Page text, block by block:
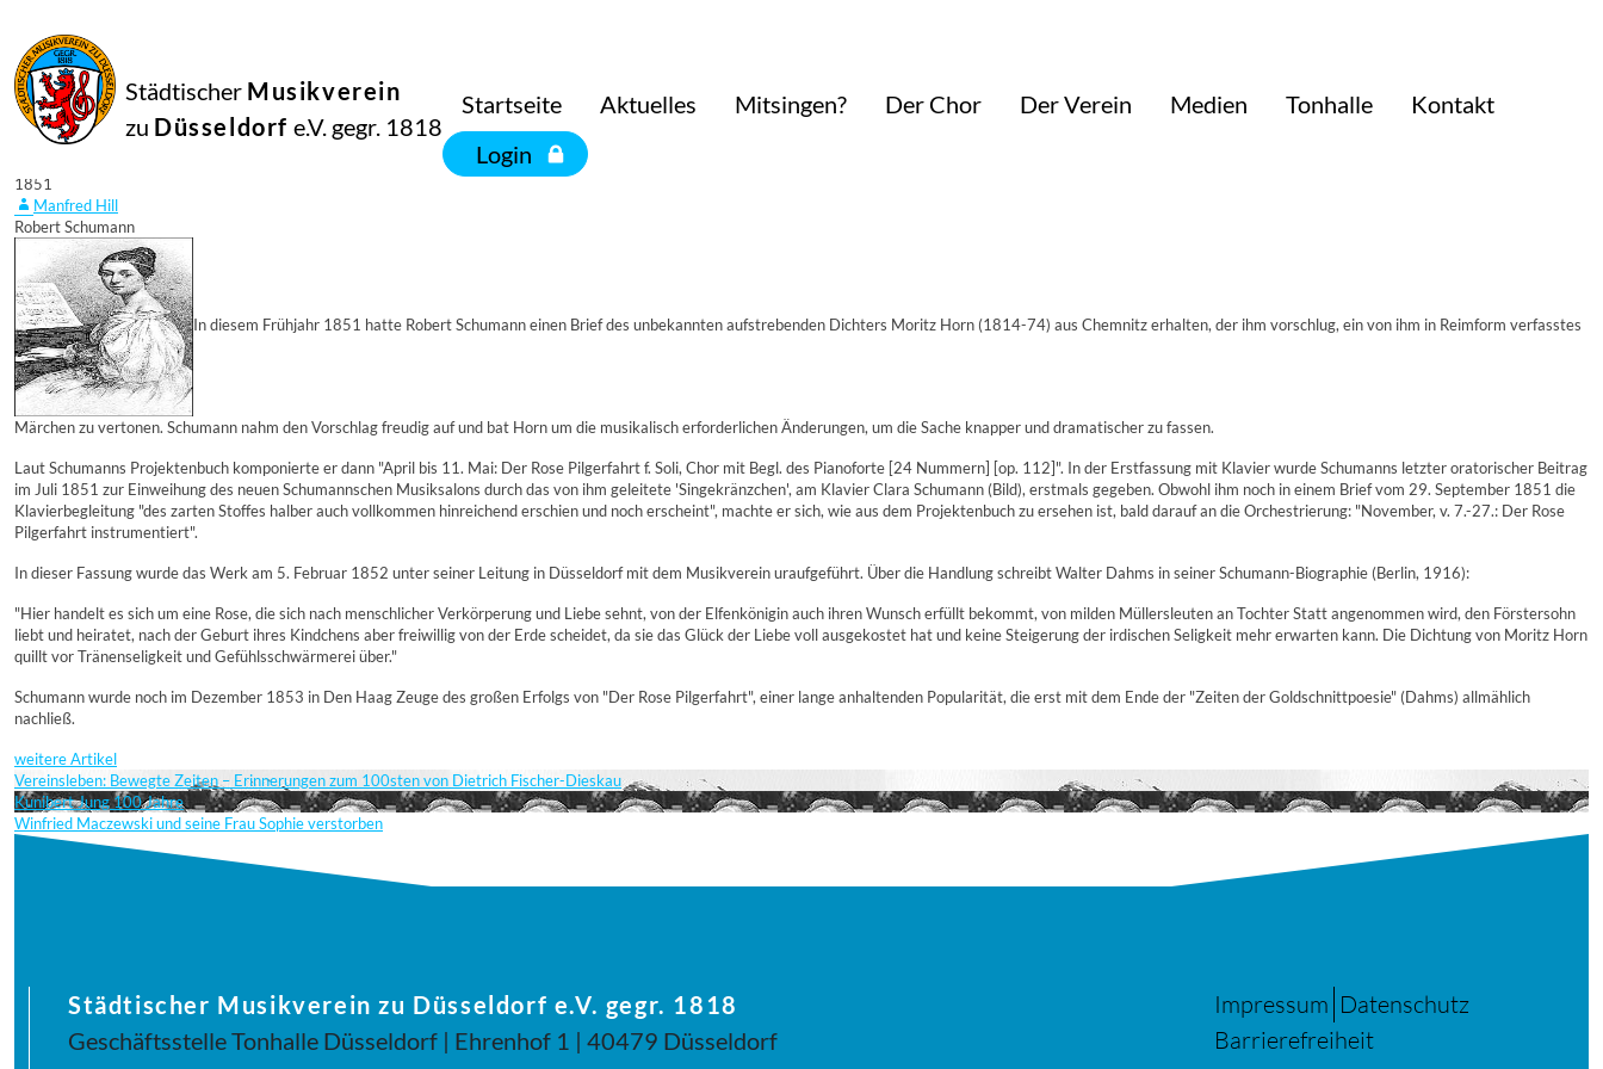
Städtischer Musikverein
zu Düsseldorf e.V. gegr. 1818
Startseite Aktuelles Mitsingen? Der Chor Der Verein Medien Tonhalle
Kontakt
Login
1851
Manfred Hill
Robert Schumann
In diesem Frühjahr 1851 hatte Robert Schumann einen Brief des unbekannten aufstrebenden Dichters Moritz Horn (1814-74) aus Chemnitz erhalten, der ihm vorschlug, ein von ihm in Reimform verfasstes
Märchen zu vertonen. Schumann nahm den Vorschlag freudig auf und bat Horn um die musikalisch erforderlichen Änderungen, um die Sache knapper und dramatischer zu fassen.
Laut Schumanns Projektenbuch komponierte er dann "April bis 11. Mai: Der Rose Pilgerfahrt f. Soli, Chor mit Begl. des Pianoforte [24 Nummern] [op. 112]". In der Erstfassung mit Klavier wurde Schumanns letzter oratorischer Beitrag
im Juli 1851 zur Einweihung des neuen Schumannschen Musiksalons durch das von ihm geleitete 'Singekränzchen', am Klavier Clara Schumann (Bild), erstmals gegeben. Obwohl ihm noch in einem Brief vom 29. September 1851 die
Klavierbegleitung "des zarten Stoffes halber auch vollkommen hinreichend erschien und noch erscheint", machte er sich, wie aus dem Projektenbuch zu ersehen ist, bald darauf an die Orchestrierung: "November, v. 7.-27.: Der Rose
Pilgerfahrt instrumentiert".
In dieser Fassung wurde das Werk am 5. Februar 1852 unter seiner Leitung in Düsseldorf mit dem Musikverein uraufgeführt. Über die Handlung schreibt Walter Dahms in seiner Schumann-Biographie (Berlin, 1916):
"Hier handelt es sich um eine Rose, die sich nach menschlicher Verkörperung und Liebe sehnt, von der Elfenkönigin auch ihren Wunsch erfüllt bekommt, von milden Müllersleuten an Tochter Statt angenommen wird, den Förstersohn
liebt und heiratet, nach der Geburt ihres Kindchens aber freiwillig von der Erde scheidet, da sie das Glück der Liebe voll ausgekostet hat und keine Steigerung der irdischen Seligkeit mehr erwarten kann. Die Dichtung von Moritz Horn
quillt vor Tränenseligkeit und Gefühlsschwärmerei über."
Schumann wurde noch im Dezember 1853 in Den Haag Zeuge des großen Erfolgs von "Der Rose Pilgerfahrt", einer lange anhaltenden Popularität, die erst mit dem Ende der "Zeiten der Goldschnittpoesie" (Dahms) allmählich
nachließ.
weitere Artikel
Vereinsleben: Bewegte Zeiten – Erinnerungen zum 100sten von Dietrich Fischer-Dieskau
Kunibert Jung 100 Jahre
Winfried Maczewski und seine Frau Sophie verstorben
Städtischer Musikverein zu Düsseldorf e.V. gegr. 1818
Geschäftsstelle Tonhalle Düsseldorf | Ehrenhof 1 | 40479 Düsseldorf
Impressum Datenschutz
Barrierefreiheit